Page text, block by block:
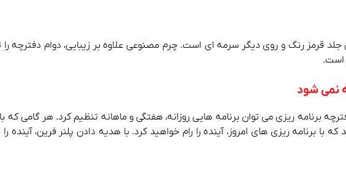
قرمز رنگ و روی دیگر سرمه ای است. چرم مصنوعی علاوه بر زیبایی، دوام دفترچه
نمی شود
برنامه ریزی می توان برنامه هایی روزانه، هفتگی و ماهانه تنظیم کرد. هر گامی که
برنامه ریزی های امروز، آینده را رام خواهید کرد. با هدیه دادن پلنر فرین، آینده